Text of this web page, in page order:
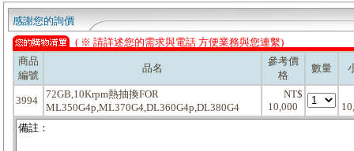
感謝您的詢價
( ※ 請詳述您的需求與電話 方便業務與您連繫)
商品
編號
品名
參考價
格
數量
3994
72GB,10Krpm熱抽換FOR
ML350G4p,ML370G4,DL360G4p,DL380G4
NT$
10,000